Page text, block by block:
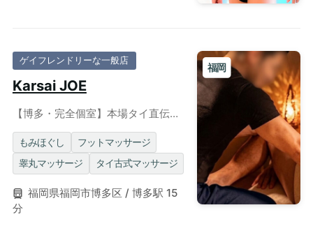
福岡
ゲイフレンドリーな一般店
Karsai JOE
【博多・完全個室】本場タイ直伝の
え、男の活力を呼び覚まします。
もみほぐし
フットマッサージ
睾丸マッサージ
タイ古式マッサージ
福岡県福岡市博多区 / 博多駅 15
分